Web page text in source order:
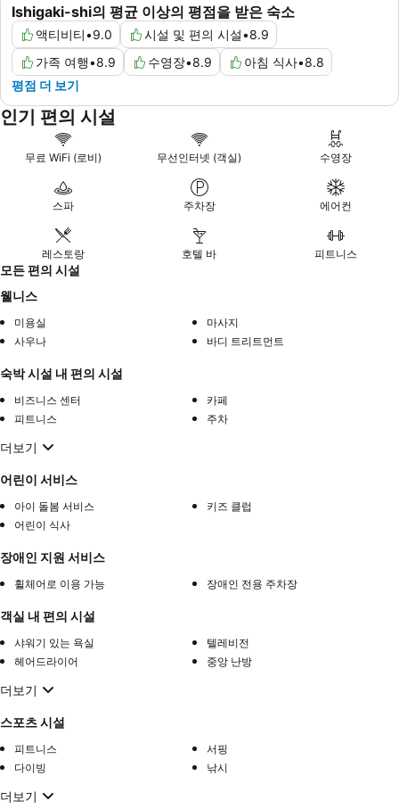
Ishigaki-shi의 평균 이상의 평점을 받은 숙소
액티비티•9.0 시설 및 편의 시설•8.9
가족 여행•8.9 수영장•8.9 아침 식사•8.8
평점 더 보기
인기 편의 시설
무료 WiFi (로비) 무선인터넷 (객실) 수영장
스파 주차장 에어컨
레스토랑 호텔 바 피트니스
모든 편의 시설
웰니스
미용실
마사지
사우나
바디 트리트먼트
숙박 시설 내 편의 시설
비즈니스 센터
카페
피트니스
주차
더보기
어린이 서비스
아이 돌봄 서비스
키즈 클럽
어린이 식사
장애인 지원 서비스
휠체어로 이용 가능 장애인 전용 주차장
객실 내 편의 시설
샤워기 있는 욕실
텔레비전
헤어드라이어
중앙 난방
더보기
스포츠 시설
피트니스
서핑
다이빙
낚시
더보기